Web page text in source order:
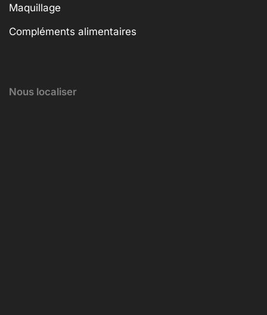
Maquillage
Compléments alimentaires
Nous localiser